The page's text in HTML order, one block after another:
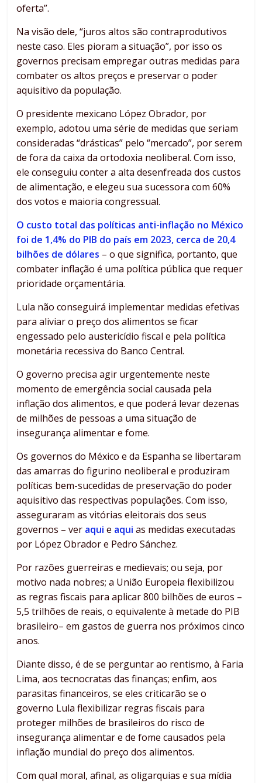
oferta”.
Na visão dele, “juros altos são contraprodutivos
neste caso. Eles pioram a situação”, por isso os
governos precisam empregar outras medidas para
combater os altos preços e preservar o poder
aquisitivo da população.
O presidente mexicano López Obrador, por
exemplo, adotou uma série de medidas que seriam
consideradas “drásticas” pelo “mercado”, por serem
de fora da caixa da ortodoxia neoliberal. Com isso,
ele conseguiu conter a alta desenfreada dos custos
de alimentação, e elegeu sua sucessora com 60%
dos votos e maioria congressual.
O custo total das políticas anti-inflação no México
foi de 1,4% do PIB do país em 2023, cerca de 20,4
bilhões de dólares – o que significa, portanto, que
combater inflação é uma política pública que requer
prioridade orçamentária.
Lula não conseguirá implementar medidas efetivas
para aliviar o preço dos alimentos se ficar
engessado pelo austericídio fiscal e pela política
monetária recessiva do Banco Central.
O governo precisa agir urgentemente neste
momento de emergência social causada pela
inflação dos alimentos, e que poderá levar dezenas
de milhões de pessoas a uma situação de
insegurança alimentar e fome.
Os governos do México e da Espanha se libertaram
das amarras do figurino neoliberal e produziram
políticas bem-sucedidas de preservação do poder
aquisitivo das respectivas populações. Com isso,
asseguraram as vitórias eleitorais dos seus
governos – ver aqui e aqui as medidas executadas
por López Obrador e Pedro Sánchez.
Por razões guerreiras e medievais; ou seja, por
motivo nada nobres; a União Europeia flexibilizou
as regras fiscais para aplicar 800 bilhões de euros –
5,5 trilhões de reais, o equivalente à metade do PIB
brasileiro– em gastos de guerra nos próximos cinco
anos.
Diante disso, é de se perguntar ao rentismo, à Faria
Lima, aos tecnocratas das finanças; enfim, aos
parasitas financeiros, se eles criticarão se o
governo Lula flexibilizar regras fiscais para
proteger milhões de brasileiros do risco de
insegurança alimentar e de fome causados pela
inflação mundial do preço dos alimentos.
Com qual moral, afinal, as oligarquias e sua mídia